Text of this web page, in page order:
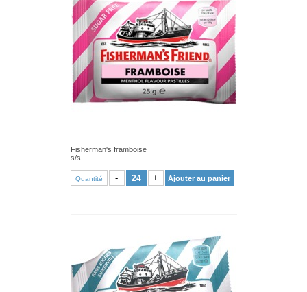
Fisherman's framboise
s/s
Quantité - + Ajouter au panier